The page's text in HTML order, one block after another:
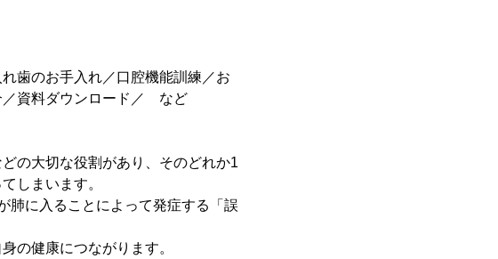
歯のお手入れ／口腔機能訓練／お
／資料ダウンロード／ など
の大切な役割があり、そのどれか1
しまいます。
肺に入ることによって発症する「誤
の健康につながります。